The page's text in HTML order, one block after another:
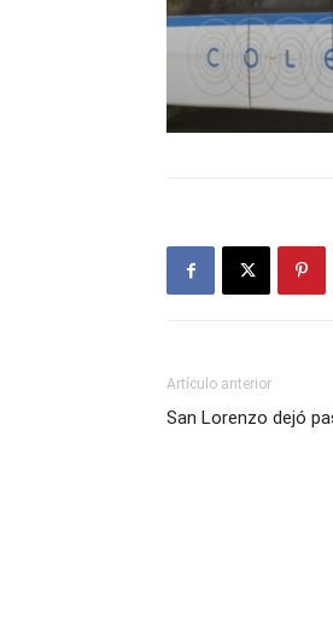
Artículo anterior
San Lorenzo dejó